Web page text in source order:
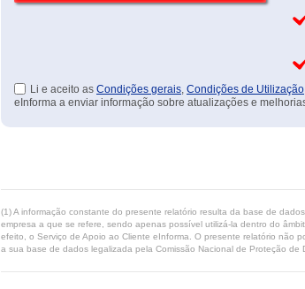
Li e aceito as Condições gerais, Condições de Utilização
eInforma a enviar informação sobre atualizações e
(1) A informação constante do presente relatório resulta da base de
empresa a que se refere, sendo apenas possível utilizá-la dentro do
efeito, o Serviço de Apoio ao Cliente eInforma. O presente relatório não
a sua base de dados legalizada pela Comissão Nacional de Proteção de